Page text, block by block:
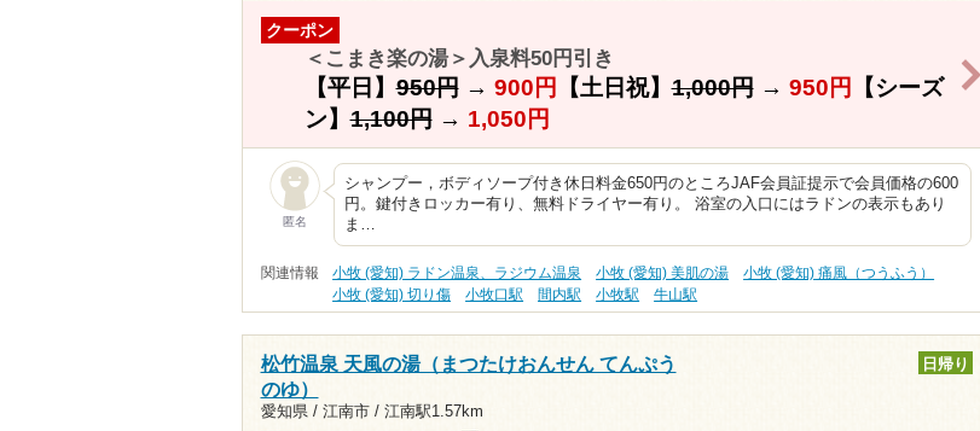
クーポン
＜こまき楽の湯＞入泉料50円引き
【平日】950円→ 900円 【土日祝】1,000円→ 950円
【シーズ
ン】1,100円→ 1,050円
匿名
シャンプー，ボディソープ付き休日料金650円のところJAF会員証提示で会員価格の600
円。鍵付きロッカー有り、無料ドライヤー有り。 浴室の入口にはラドンの表示もあり
ま…
関連情報 小牧 (愛知) ラドン温泉、ラジウム温泉 小牧 (愛知) 美肌の湯
小牧 (愛知) 痛風（つうふう）
小牧 (愛知) 切り傷
小牧口駅 間内駅 小牧駅 牛山駅
松竹温泉 天風の湯（まつたけおんせん てんぷう
のゆ）
愛知県 / 江南市 / 江南駅1.57km
日帰り